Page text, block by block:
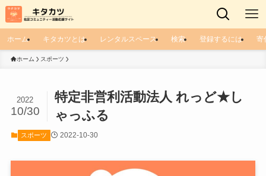
ホーム キタカツとは レンタルスペース 検索 登録するには 寄
ホーム スポーツ
特定非営利活動法人 れっど★し
ゃっふる
2022
10/30
スポーツ 2022-10-30